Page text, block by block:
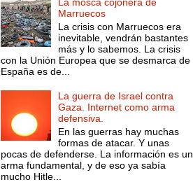
Marruecos
La crisis con Marruecos era
inevitable, vendrán bastantes
más y lo sabemos. La crisis
con la Unión Europea que se desmarca de
España es de...
La guerra de Israel contra
Gaza. Internet como arma
defensiva.
En las guerras hay muchas
formas de atacar. Y unas
pocas de defenderse. La información es un
arma fundamental, y de eso ya sabía
mucho Hitle...